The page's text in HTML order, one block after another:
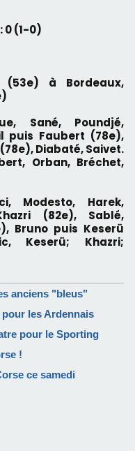
0 (1-0)
(53e) à Bordeaux,
Sané, Poundjé,
puis Faubert (78e),
Diabaté, Saivet.
Orban, Bréchet,
Modesto, Harek,
(82e), Sablé,
Bruno puis Keserü
Keserü; Khazri;
anciens "bleus"
les Ardennais
pour le Sporting
!
ce samedi